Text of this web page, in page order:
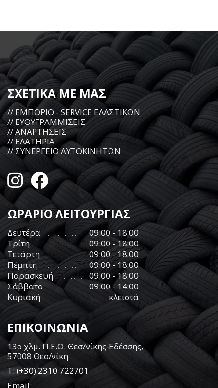
ΣΧΕΤΙΚΑ ΜΕ ΜΑΣ
// ΕΜΠΟΡΙΟ - SERVICE ΕΛΑΣΤΙΚΩΝ
// ΕΥΘΥΓΡΑΜΜΙΣΕΙΣ
// ΑΝΑΡΤΗΣΕΙΣ
// ΕΛΑΤΗΡΙΑ
// ΣΥΝΕΡΓΕΙΟ ΑΥΤΟΚΙΝΗΤΩΝ
ΩΡΑΡΙΟ ΛΕΙΤΟΥΡΓΙΑΣ
Δευτέρα
09:00 - 18:00
Τρίτη
09:00 - 18:00
Τετάρτη
09:00 - 18:00
Πέμπτη
09:00 - 18:00
Παρασκευή
09:00 - 18:00
Σάββατο
09:00 - 14:00
Κυριακή
κλειστά
ΕΠΙΚΟΙΝΩΝΙΑ
13ο χλμ. Π.Ε.Ο. Θεσ/νίκης-Εδέσσης,
57008 Θεσ/νίκη
Τ:(+30) 2310 722701
Email: